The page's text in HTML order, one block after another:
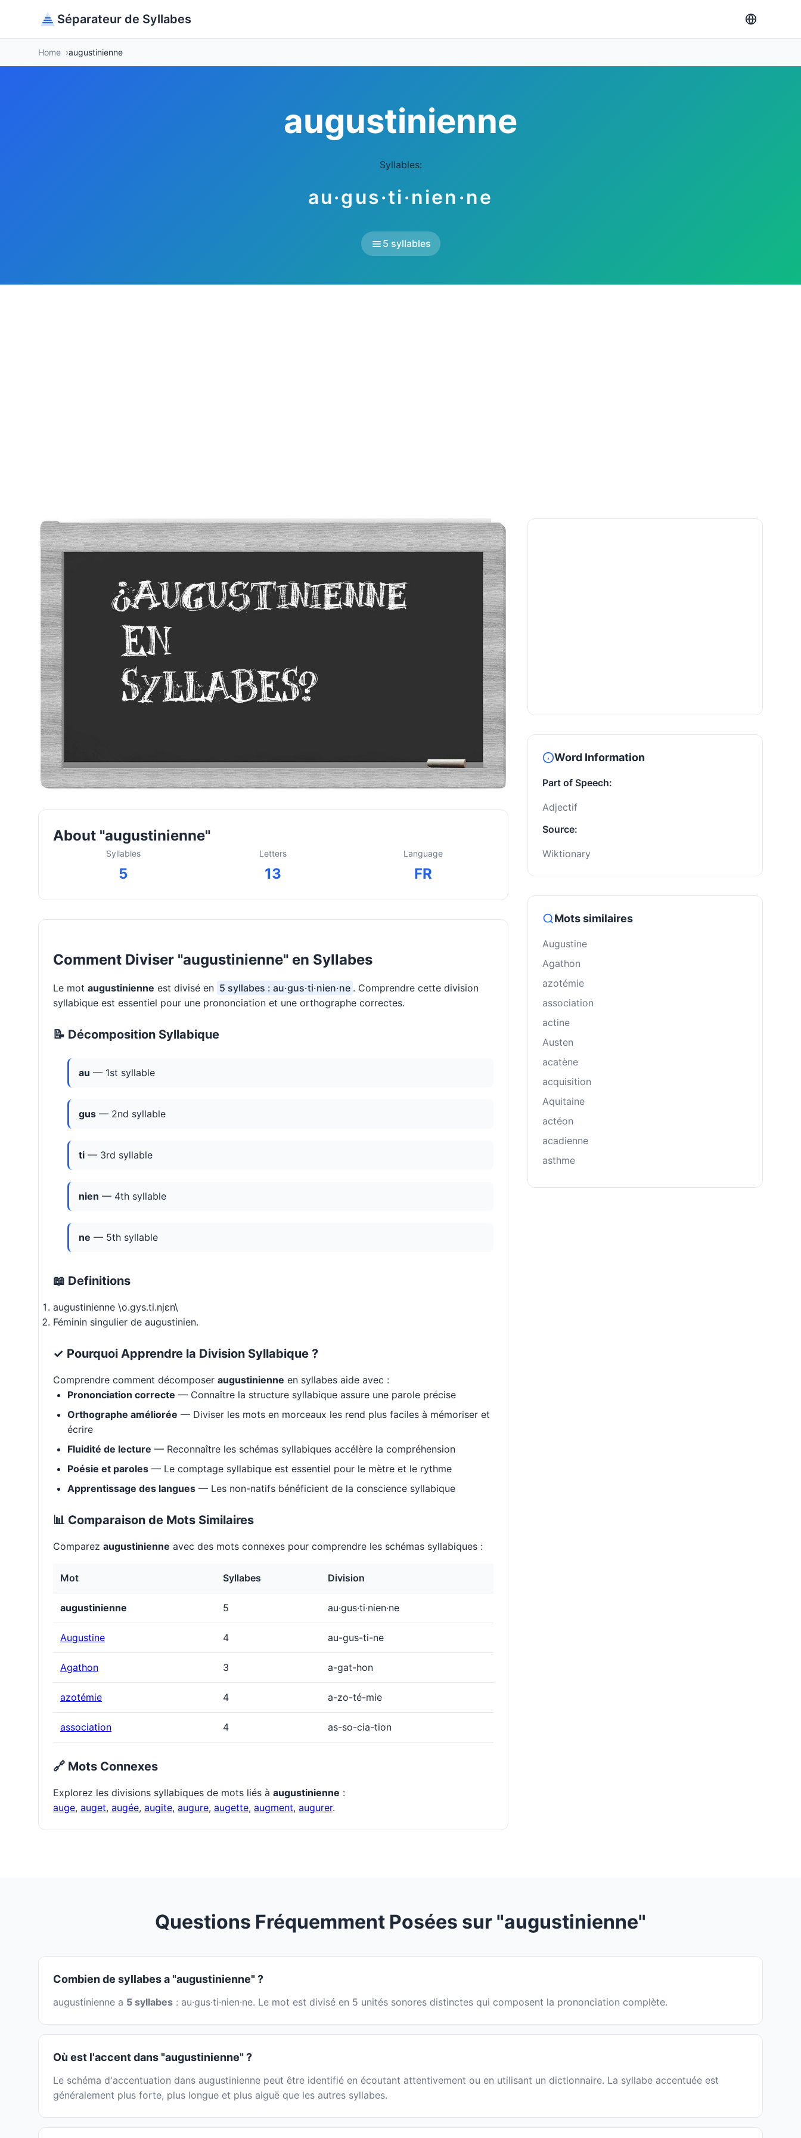
Séparateur de Syllabes
Home augustinienne
augustinienne
Syllables:
au·gus·ti·nien·ne
5 syllables
About "augustinienne"
Syllables
5
Letters
13
Language
FR
Comment Diviser "augustinienne" en Syllabes
Le mot augustinienne est divisé en 5 syllabes : au·gus·ti·nien·ne . Comprendre cette division
syllabique est essentiel pour une prononciation et une orthographe correctes.
📝 Décomposition Syllabique
au — 1st syllable
gus — 2nd syllable
ti — 3rd syllable
nien — 4th syllable
ne — 5th syllable
📖 Definitions
augustinienne \o.ɡys.ti.njɛn\
Féminin singulier de augustinien.
✓ Pourquoi Apprendre la Division Syllabique ?
Comprendre comment décomposer augustinienne en syllabes aide avec :
Prononciation correcte — Connaître la structure syllabique assure une parole précise
Orthographe améliorée — Diviser les mots en morceaux les rend plus faciles à mémoriser et
écrire
Fluidité de lecture — Reconnaître les schémas syllabiques accélère la compréhension
Poésie et paroles — Le comptage syllabique est essentiel pour le mètre et le rythme
Apprentissage des langues — Les non-natifs bénéficient de la conscience syllabique
📊 Comparaison de Mots Similaires
Comparez augustinienne avec des mots connexes pour comprendre les schémas syllabiques :
Mot Syllabes Division
augustinienne 5 au·gus·ti·nien·ne
Augustine 4 au-gus-ti-ne
Agathon 3 a-gat-hon
azotémie 4 a-zo-té-mie
association 4 as-so-cia-tion
🔗 Mots Connexes
Explorez les divisions syllabiques de mots liés à augustinienne :
auge, auget, augée, augite, augure, augette, augment, augurer.
Word Information
Part of Speech:
Adjectif
Source:
Wiktionary
Mots similaires
Augustine
Agathon
azotémie
association
actine
Austen
acatène
acquisition
Aquitaine
actéon
acadienne
asthme
Questions Fréquemment Posées sur "augustinienne"
Combien de syllabes a "augustinienne" ?
augustinienne a 5 syllabes : au·gus·ti·nien·ne. Le mot est divisé en 5 unités sonores distinctes qui composent la prononciation complète.
Où est l'accent dans "augustinienne" ?
Le schéma d'accentuation dans augustinienne peut être identifié en écoutant attentivement ou en utilisant un dictionnaire. La syllabe accentuée est
généralement plus forte, plus longue et plus aiguë que les autres syllabes.